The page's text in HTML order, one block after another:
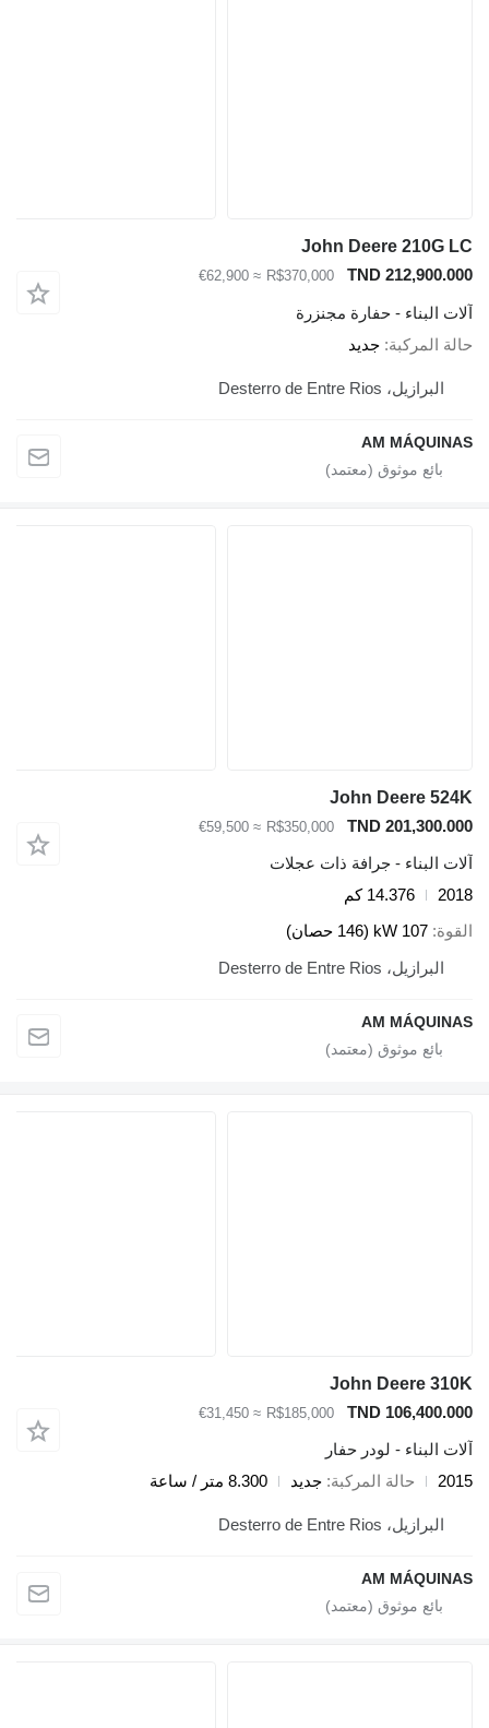
John Deere 210G LC
TND 212,900.000
R$370,000
≈ €62,900
آلات البناء - حفارة مجنزرة
حالة المركبة جديد
البرازيل، Desterro de Entre Rios
AM MÁQUINAS
John Deere 524K
TND 201,300.000
R$350,000
≈ €59,500
آلات البناء - جرافة ذات عجلات
2018
14.376 كم
القوة 107 kW (146 حصان)
البرازيل، Desterro de Entre Rios
AM MÁQUINAS
John Deere 310K
TND 106,400.000
R$185,000
≈ €31,450
آلات البناء - لودر حفار
2015
حالة المركبة جديد 8.300 متر / ساعة
البرازيل، Desterro de Entre Rios
AM MÁQUINAS